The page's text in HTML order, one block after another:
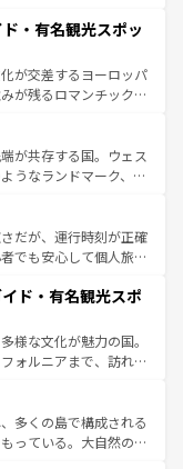
なるスペインはその個
麗な宮殿、歴史的な大
自然が、訪れる者を心
食の国としても知ら
化遺産にも登録されて
楽しみ方が可能だ。さ
れており、どの街角に
。パリ以外の個性あふ
・有名観光スポッ
が交差するヨーロッパ
が残るロマンチック街
飽きることがない。ベ
のアルプスの絶景、そ
た風景は必見。ビール
お、新着の
してほしい。
が共存する国。ウェス
うなランドマーク、歴
、優雅なアフタヌーン
英国パブ、サッカー観
も豊富。イギリスを旅
だが、運行時刻が正確
でも安心して個人旅行
ならではのユニークな
なく町歩きも満喫する
め物価も高いが、旅行
あり、うまく活用すれ
ド・有名観光スポ
様な文化が魅力の国。
ォルニアまで、訪れる
ピング、エンターテイ
トだ。一方、アメリカ
キャニオンやイエロー
多くの島で構成される
っている。大自然の神